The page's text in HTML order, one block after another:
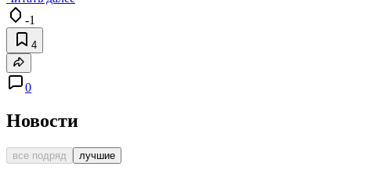
-1
4
0
Новости
все подряд лучшие